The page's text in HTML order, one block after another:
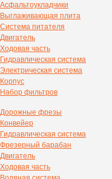
Асфальтоукладчики
Выглаживающая плита
Система питателя
Двигатель
Ходовая часть
Гидравлическая система
Электрическая система
Корпус
Набор фильтров
Дорожные фрезы
Конвейер
Гидравлическая система
Фрезерный барабан
Двигатель
Ходовая часть